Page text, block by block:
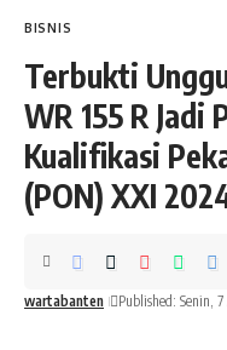
BISNIS
Terbukti
WR 155 R Jadi
Kualifikasi
(PON) XXI
wartabanten Published: Senin,